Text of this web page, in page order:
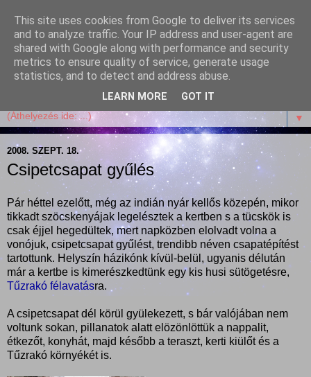
Garffyka
Szösszenetek a konyhámból, az életemből. Mosollyal,
receptekkel, vidámsággal, marcipánnal, csokival.
▼
2008. SZEPT. 18.
Csipetcsapat gyűlés
Pár héttel ezelőtt, még az indián nyár kellős közepén, mikor
tikkadt szöcskenyájak legelésztek a kertben s a tücskök is
csak éjjel hegedültek, mert napközben elolvadt volna a
vonójuk, csipetcsapat gyűlést, trendibb néven csapatépítést
tartottunk. Helyszín házikónk kívül-belül, ugyanis délután
már a kertbe is kimerészkedtünk egy kis husi sütögetésre,
Tűzrakó félavatásra.
A csipetcsapat dél körül gyülekezett, s bár valójában nem
voltunk sokan, pillanatok alatt elözönlöttük a nappalit,
étkezőt, konyhát, majd később a teraszt, kerti kiülőt és a
Tűzrakó környékét is.
This site uses cookies from Google to deliver its services
and to analyze traffic. Your IP address and user-agent are
shared with Google along with performance and security
metrics to ensure quality of service, generate usage
statistics, and to detect and address abuse.
LEARN MORE GOT IT